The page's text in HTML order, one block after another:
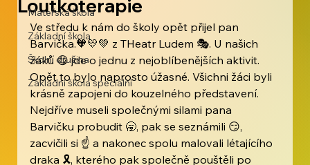
Mateřská škola
Základní škola
Školní družina
Základní škola speciální
Loutkoterapie
Ve středu k nám do školy opět přijel pan
Barvička.🧡💛💚 z THeatr Ludem 🎭. U našich
žáků 😋 jde o jednu z nejoblíbenějších aktivit.
Opět to bylo naprosto úžasné. Všichni žáci byli
krásně zapojeni do kouzelného představení.
Nejdříve museli společnými silami pana
Barvičku probudit 🥱, pak se seznámili 😏,
zacvičili si ☝️ a nakonec spolu malovali létajícího
draka 🎗, kterého pak společně pouštěli po